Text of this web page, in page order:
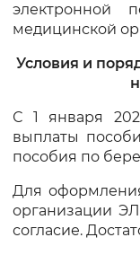
электронной
медицинской
Условия и
С 1 января
выплаты
пособия по
Для
организации
согласие.